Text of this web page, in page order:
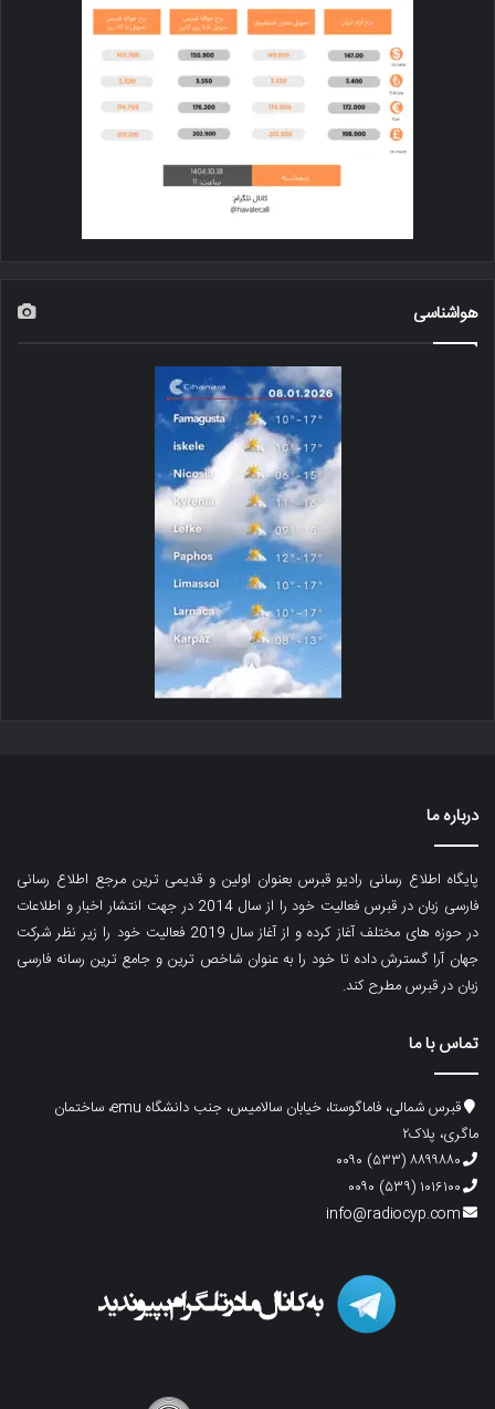
هواشناسی
درباره ما
پایگاه اطلاع رسانی رادیو قبرس بعنوان اولین و قدیمی ترین مرجع اطلاع رسانی
فارسی زبان در قبرس فعالیت خود را از سال 2014 در جهت انتشار اخبار و اطلاعات
در حوزه های مختلف آغاز کرده و از آغاز سال 2019 فعالیت خود را زیر نظر شرکت
جهان آرا گسترش داده تا خود را به عنوان شاخص ترین و جامع ترین رسانه فارسی
زبان در قبرس مطرح کند.
تماس با ما
قبرس شمالی، فاماگوستا، خیابان سالامیس، جنب دانشگاه emu، ساختمان
ماگری، پلاک۲
۸۸۹۹۸۸۰ (۵۳۳) ۰۰۹۰
۱۰۱۶۱۰۰ (۵۳۹) ۰۰۹۰
info@radiocyp.com